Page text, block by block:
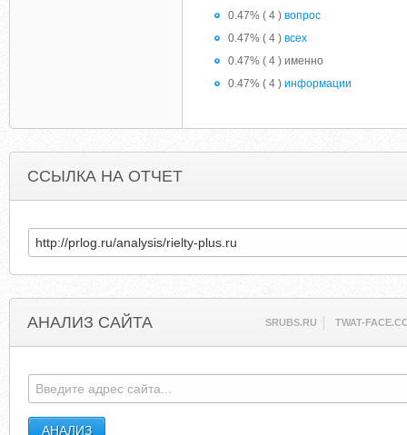
0.47% ( 4 ) вопрос
0.47% ( 4 ) всех
0.47% ( 4 ) именно
0.47% ( 4 ) информации
ССЫЛКА НА ОТЧЕТ
АНАЛИЗ САЙТА SRUBS.RU TWAT-